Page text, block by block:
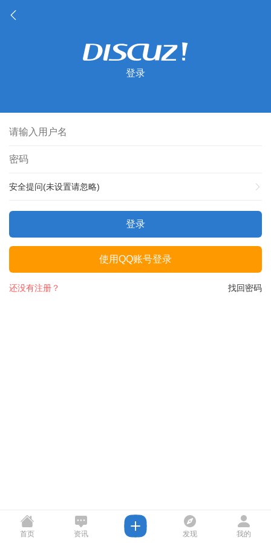
登录
安全提问(未设置请忽略)
登录
使用QQ账号登录
找回密码
还没有注册？
首页 资讯 发现 我的